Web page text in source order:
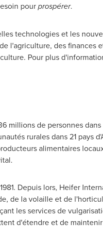
pourprospérer.
technologies et les
l'agriculture, des finances
Pour plus
millions de personnes
rurales dans 21 pays
alimentaires
Depuis lors, Heifer
de la volaille et de
les services de
d'étendre et de